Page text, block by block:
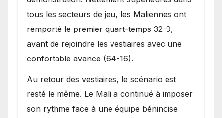
tous les secteurs de jeu, les Maliennes ont
remporté le premier quart-temps 32-9,
avant de rejoindre les vestiaires avec une
confortable avance (64-16).
Au retour des vestiaires, le scénario est
resté le même. Le Mali a continué à imposer
son rythme face à une équipe béninoise